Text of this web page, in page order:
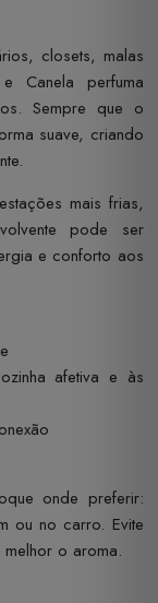
closets, malas
Canela perfuma
Sempre que o
suave, criando
mais frias,
pode ser
e conforto aos
afetiva e às
onde preferir:
ou no carro. Evite
o aroma.